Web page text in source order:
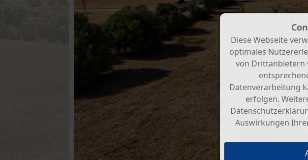
Diese Webseite
optimales
von Drittanbietern
Datenverarbeitung
erfolgen.
Auswirkungen